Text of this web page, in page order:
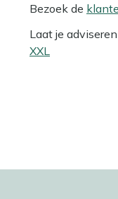
Bezoek de
Laat je
XXL